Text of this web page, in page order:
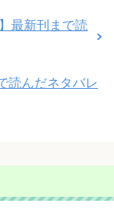
最新刊まで読
読んだネタバレ